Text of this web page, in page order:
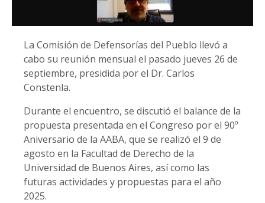
La Comisión de Defensorías del Pueblo llevó a
cabo su reunión mensual el pasado jueves 26 de
septiembre, presidida por el Dr. Carlos
Constenla.
Durante el encuentro, se discutió el balance de la
propuesta presentada en el Congreso por el 90º
Aniversario de la AABA, que se realizó el 9 de
agosto en la Facultad de Derecho de la
Universidad de Buenos Aires, así como las
futuras actividades y propuestas para el año
2025.